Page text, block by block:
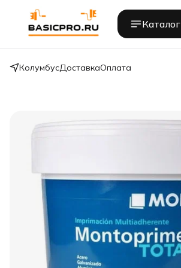
Каталог
КолумбусДоставкаОплата